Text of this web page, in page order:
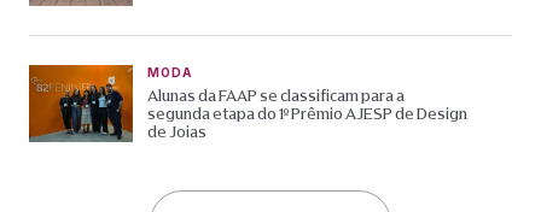
MODA
Alunas da FAAP se classificam para a
segunda etapa do 1º Prêmio AJESP de Design
de Joias